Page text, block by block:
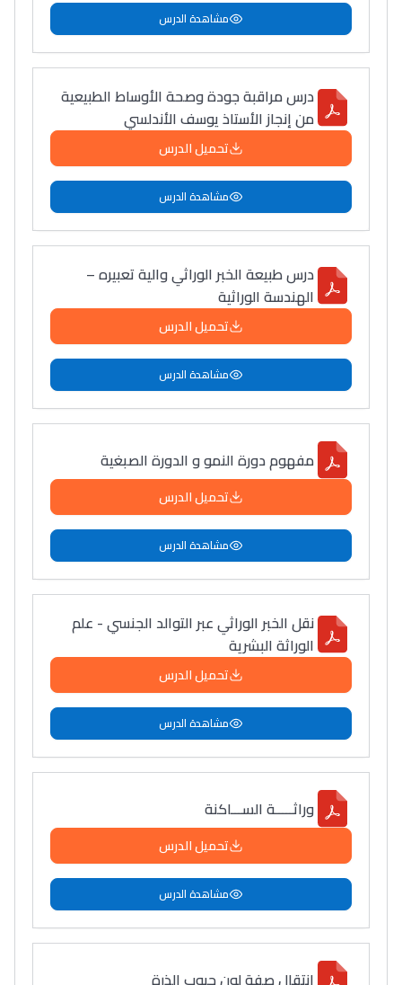
مشاهدة الدرس
درس مراقبة جودة وصحة الأوساط الطبیعیة
من إنجاز الأستاذ یوسف الأندلسي
تحميل الدرس
مشاهدة الدرس
درس طبیعة الخبر الوراثي والیة تعبیره –
الهندسة الوراثیة
تحميل الدرس
مشاهدة الدرس
مفهوم دورة النمو و الدورة الصبغية
تحميل الدرس
مشاهدة الدرس
نقل الخبر الوراثي عبر التوالد الجنسي - علم
الوراثة البشرية
تحميل الدرس
مشاهدة الدرس
وراثـــــة الســـاكنة
تحميل الدرس
مشاهدة الدرس
إنتقال صفة لون حبوب الذرة